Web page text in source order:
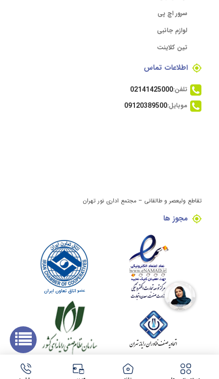
سرور اچ پی
لوازم جانبی
تین کلاینت
اطلاعات تماس
تلفن:02141425000
موبایل:09120389500
تقاطع ولیعصر و طالقانی – مجتمع اداری نور تهران
مجوز ها
کلیه حقوق این وبسایت برای مینی کامپیوتر محفوظ می باشد.